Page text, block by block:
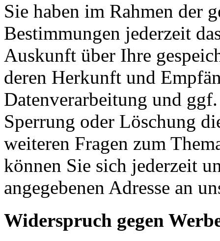
Sie haben im Rahmen der
Bestimmungen jederzeit
Auskunft über Ihre
deren Herkunft und
Datenverarbeitung und
Sperrung oder Löschung
weiteren Fragen zum
können Sie sich jederzeit
angegebenen Adresse an
Widerspruch gegen